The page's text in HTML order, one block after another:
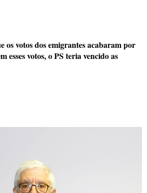
os votos dos emigrantes acabaram por
esses votos, o PS teria vencido as